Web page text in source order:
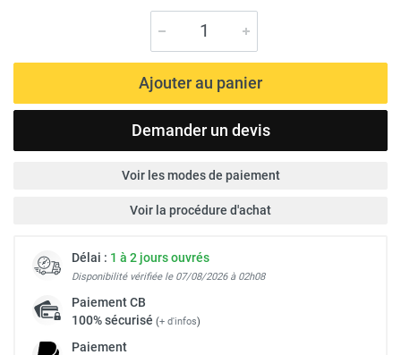
Ajouter au panier
Demander un devis
Voir les modes de paiement
Voir la procédure d'achat
Délai : 1 à 2 jours ouvrés
Disponibilité vérifiée le 07/08/2026 à 02h08
PaiementCB
100% sécurisé (+ d'infos)
Paiement